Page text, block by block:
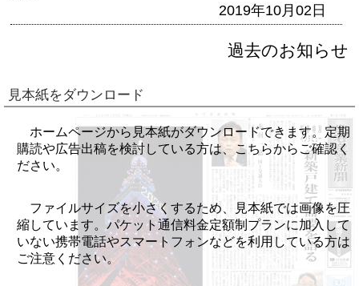
2019年10月02日
過去のお知らせ
見本紙をダウンロード
ホームページから見本紙がダウンロードできます。定期
購読や広告出稿を検討している方は、こちらからご確認く
ださい。
ファイルサイズを小さくするため、見本紙では画像を圧
縮しています。パケット通信料金定額制プランに加入して
いない携帯電話やスマートフォンなどを利用している方は
ご注意ください。